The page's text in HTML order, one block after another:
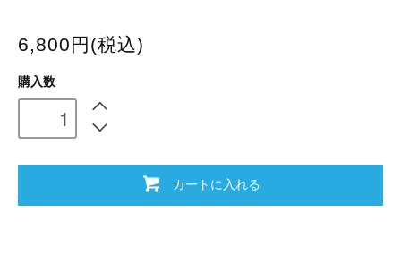
6,800円(税込)
購入数
カートに入れる